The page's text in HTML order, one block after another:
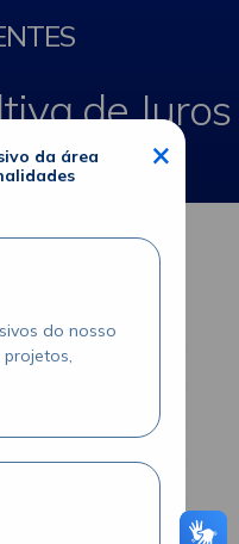
de Juros
da área
×
do nosso